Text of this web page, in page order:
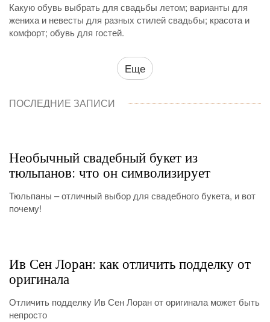
Какую обувь выбрать для свадьбы летом; варианты для
жениха и невесты для разных стилей свадьбы; красота и
комфорт; обувь для гостей.
Еще
ПОСЛЕДНИЕ ЗАПИСИ
Необычный свадебный букет из
тюльпанов: что он символизирует
Тюльпаны – отличный выбор для свадебного букета, и вот
почему!
Ив Сен Лоран: как отличить подделку от
оригинала
Отличить подделку Ив Сен Лоран от оригинала может быть
непросто